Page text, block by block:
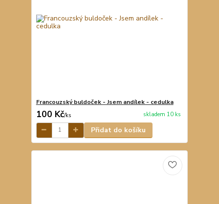
Francouzský buldoček - Jsem andílek - cedulka
100 Kč/ks skladem 10 ks
Přidat do košíku